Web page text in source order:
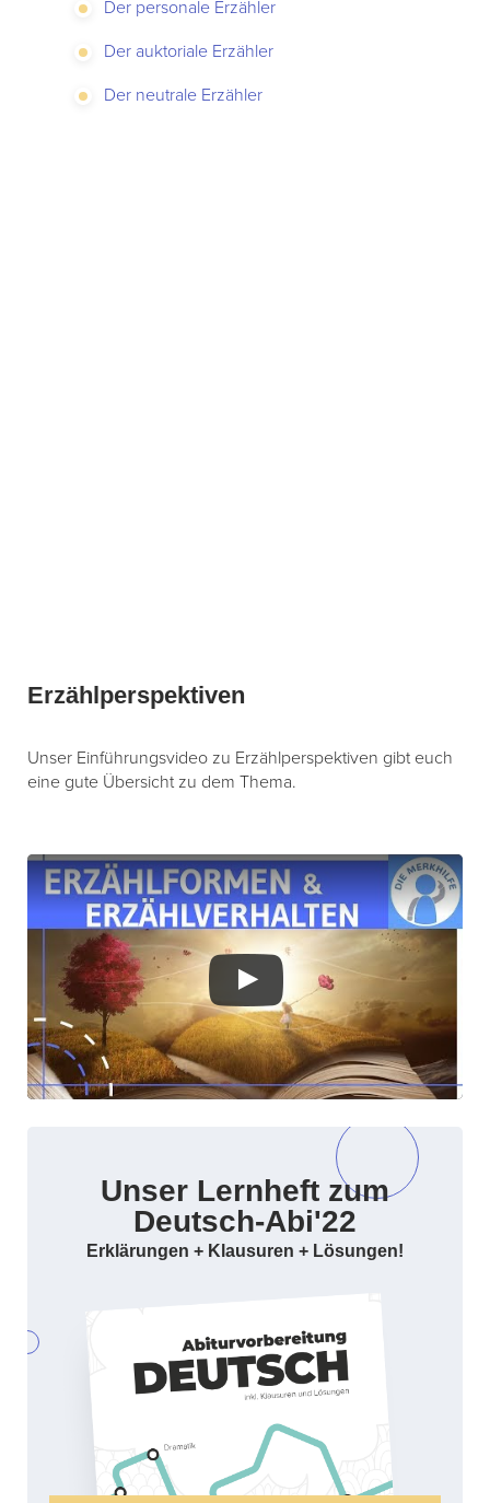
Der personale Erzähler
Der auktoriale Erzähler
Der neutrale Erzähler
Erzählperspektiven
Unser Einführungsvideo zu Erzählperspektiven gibt euch
eine gute Übersicht zu dem Thema.
Unser Lernheft zum
Deutsch-Abi'22
Erklärungen + Klausuren + Lösungen!